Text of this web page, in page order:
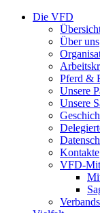
Die VFD
Über uns
Pferd &
Unsere
Unsere
Kontakte
VFD-